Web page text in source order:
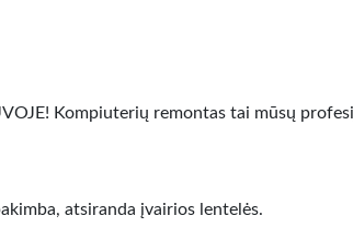
Kompiuterių remontas tai mūsų
atsiranda įvairios lentelės.